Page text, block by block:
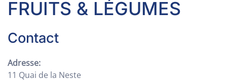
FRUITS & LÉGUMES
Contact
Adresse:
11 Quai de la Neste